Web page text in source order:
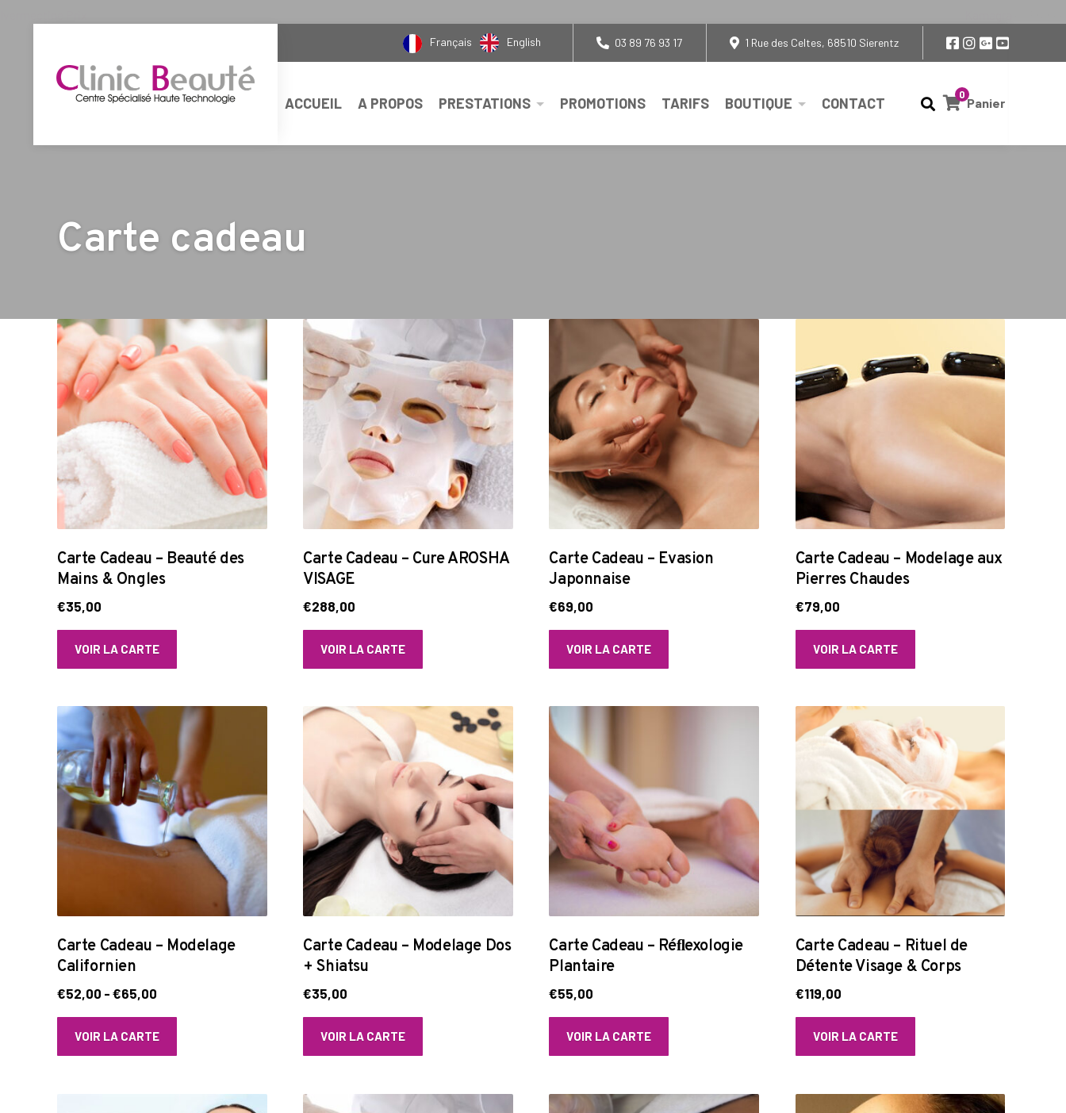
Français English 03 89 76 93 17 1 Rue des Celtes, 68510 Sierentz
ACCUEIL A PROPOS PRESTATIONS PROMOTIONS TARIFS BOUTIQUE CONTACT 0
Panier
Carte cadeau
Carte Cadeau – Beauté des
Mains & Ongles
€35,00
VOIR LA CARTE
Carte Cadeau – Cure AROSHA
VISAGE
€288,00
VOIR LA CARTE
Carte Cadeau – Evasion
Japonnaise
€69,00
VOIR LA CARTE
Carte Cadeau – Modelage aux
Pierres Chaudes
€79,00
VOIR LA CARTE
Carte Cadeau – Modelage
Californien
€52,00 - €65,00
VOIR LA CARTE
Carte Cadeau – Modelage Dos
+ Shiatsu
€35,00
VOIR LA CARTE
Carte Cadeau – Réﬂexologie
Plantaire
€55,00
VOIR LA CARTE
Carte Cadeau – Rituel de
Détente Visage & Corps
€119,00
VOIR LA CARTE